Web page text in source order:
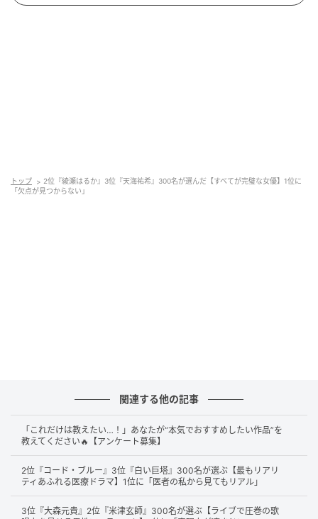
コメディからシリアスまで幅広くこなす
演技力、おっとりした雰囲気とのギャップなど、多彩
な魅力が支持されています。
透明感のある美しさと可愛らしさ、コメディからシリアスまで
トップ
2位『綾瀬はるか』3位『天海祐希』300名が選んだ【すべてが完璧な女優】1位に
「欠点が見つからない」
関連する他の記事
「これだけは教えたい…！」あなたが“本気でおすすめしたい作品”を
教えてください🔥【アンケート募集】
2位『コード・ブルー』3位『白い巨塔』300名が選ぶ【最もリアリ
ティあふれる医療ドラマ】1位に「医者の私から見てもリアル」
3位『大森元貴』2位『米津玄師』300名が選ぶ【ライブで圧巻の歌